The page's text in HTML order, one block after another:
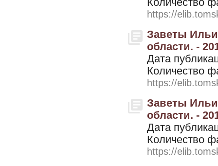
Количество
https://
Заветы
области. -
Дата
Количество
https://
Заветы
области. -
Дата
Количество
https://